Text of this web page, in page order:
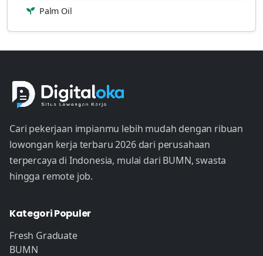
Palm Oil
Cari pekerjaan impianmu lebih mudah dengan ribuan
lowongan kerja terbaru 2026 dari perusahaan
terpercaya di Indonesia, mulai dari BUMN, swasta
hingga remote job.
Kategori Populer
Fresh Graduate
BUMN